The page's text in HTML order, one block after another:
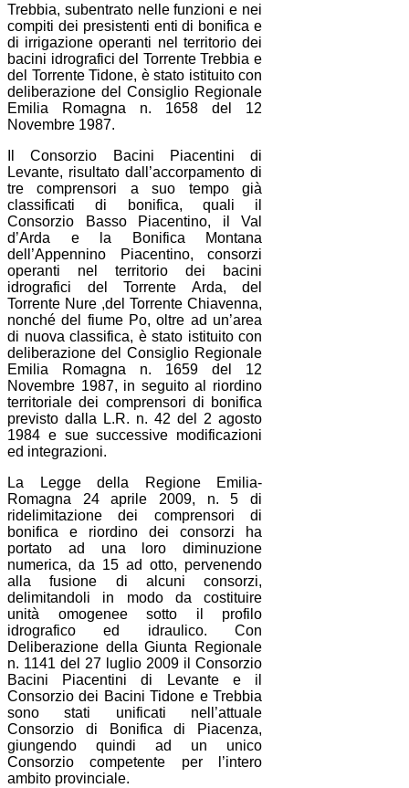
Trebbia, subentrato nelle funzioni e nei
compiti dei presistenti enti di bonifica e
di irrigazione operanti nel territorio dei
bacini idrografici del Torrente Trebbia e
del Torrente Tidone, è stato istituito con
deliberazione del Consiglio Regionale
Emilia Romagna n. 1658 del 12
Novembre 1987.
Il Consorzio Bacini Piacentini di
Levante, risultato dall’accorpamento di
tre comprensori a suo tempo già
classificati di bonifica, quali il
Consorzio Basso Piacentino, il Val
d’Arda e la Bonifica Montana
dell’Appennino Piacentino, consorzi
operanti nel territorio dei bacini
idrografici del Torrente Arda, del
Torrente Nure ,del Torrente Chiavenna,
nonché del fiume Po, oltre ad un’area
di nuova classifica, è stato istituito con
deliberazione del Consiglio Regionale
Emilia Romagna n. 1659 del 12
Novembre 1987, in seguito al riordino
territoriale dei comprensori di bonifica
previsto dalla L.R. n. 42 del 2 agosto
1984 e sue successive modificazioni
ed integrazioni.
La Legge della Regione Emilia-
Romagna 24 aprile 2009, n. 5 di
ridelimitazione dei comprensori di
bonifica e riordino dei consorzi ha
portato ad una loro diminuzione
numerica, da 15 ad otto, pervenendo
alla fusione di alcuni consorzi,
delimitandoli in modo da costituire
unità omogenee sotto il profilo
idrografico ed idraulico. Con
Deliberazione della Giunta Regionale
n. 1141 del 27 luglio 2009 il Consorzio
Bacini Piacentini di Levante e il
Consorzio dei Bacini Tidone e Trebbia
sono stati unificati nell’attuale
Consorzio di Bonifica di Piacenza,
giungendo quindi ad un unico
Consorzio competente per l’intero
ambito provinciale.